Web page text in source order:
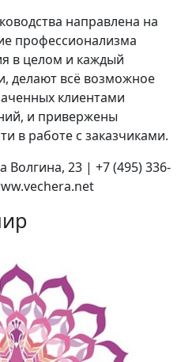
направлена на
профессионализма
в целом и каждый
делают всё возможное
клиентами
и привержены
в работе с заказчиками.
Волгина, 23 | +7 (495) 336-